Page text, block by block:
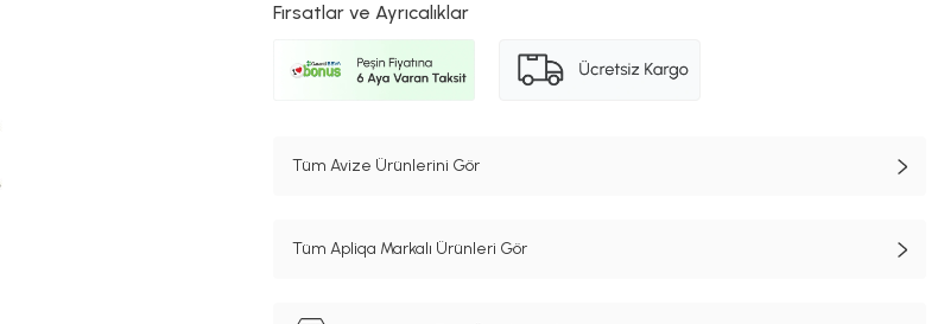
Fırsatlar ve Ayrıcalıklar
Tüm Avize Ürünlerini Gör
Tüm Apliqa Markalı Ürünleri Gör